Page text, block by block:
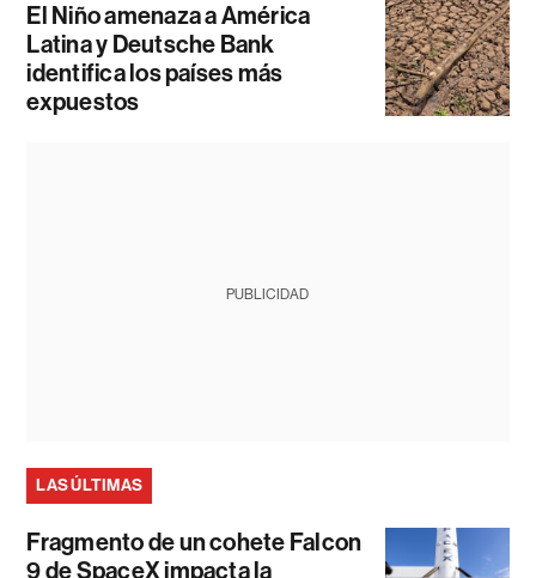
El Niño amenaza a América
Latina y Deutsche Bank
identifica los países más
expuestos
PUBLICIDAD
LAS ÚLTIMAS
Fragmento de un cohete Falcon
9 de SpaceX impacta la